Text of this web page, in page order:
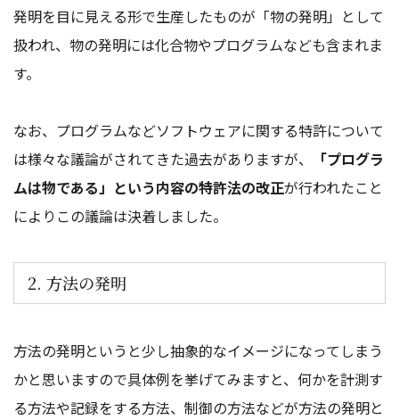
発明を目に見える形で生産したものが「物の発明」として
扱われ、物の発明には化合物やプログラムなども含まれま
す。
なお、プログラムなどソフトウェアに関する特許について
は様々な議論がされてきた過去がありますが、
「プログラ
ムは物である」という内容の特許法の改正が行われたこと
によりこの議論は決着しました。
2. 方法の発明
方法の発明というと少し抽象的なイメージになってしまう
かと思いますので具体例を挙げてみますと、何かを計測す
る方法や記録をする方法、制御の方法などが方法の発明と